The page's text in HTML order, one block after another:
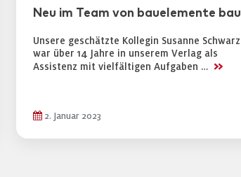
Neu im Team von bauelemente bau
Unsere geschätzte Kollegin Susanne Schwarz
war über 14 Jahre in unserem Verlag als
Assistenz mit vielfältigen Aufgaben … >>
2. Januar 2023